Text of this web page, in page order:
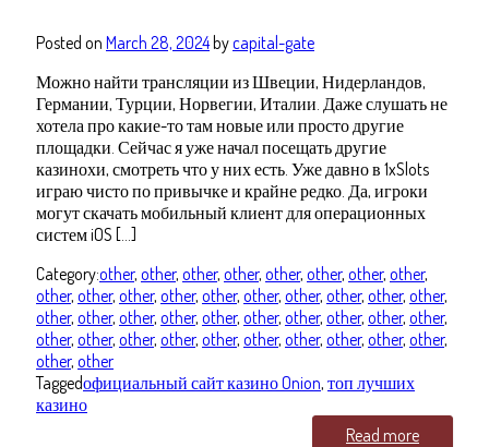
Posted on March 28, 2024bycapital-gate
Можно найти трансляции из Швеции, Нидерландов,
Германии, Турции, Норвегии, Италии. Даже слушать не
хотела про какие-то там новые или просто другие
площадки. Сейчас я уже начал посещать другие
казинохи, смотреть что у них есть. Уже давно в 1xSlots
играю чисто по привычке и крайне редко. Да, игроки
могут скачать мобильный клиент для операционных
систем iOS […]
Category:other, other, other, other, other, other, other, other,
other, other, other, other, other, other, other, other, other, other,
other, other, other, other, other, other, other, other, other, other,
other, other, other, other, other, other, other, other, other, other,
other, other
Taggedофициальный сайт казино Onion, топ лучших
казино
Read more